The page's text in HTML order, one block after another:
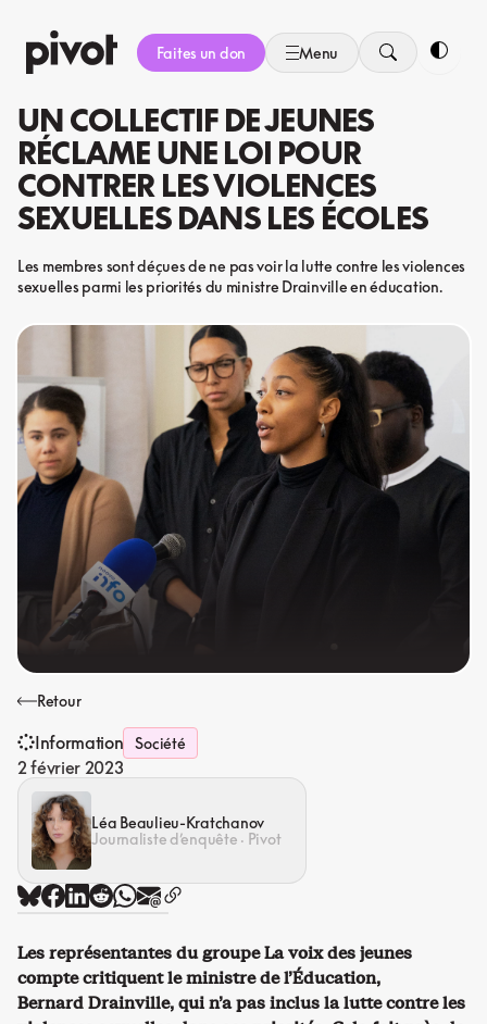
au
contenu
Faites un don Menu
UN COLLECTIF DE JEUNES
RÉCLAME UNE LOI POUR
CONTRER LES VIOLENCES
SEXUELLES DANS LES ÉCOLES
Les membres sont déçues de ne pas voir la lutte contre les violences
sexuelles parmi les priorités du ministre Drainville en éducation.
Retour
Information Société
2 février 2023
Léa Beaulieu-Kratchanov
Journaliste d’enquête · Pivot
Les représentantes du groupe La voix des jeunes
compte critiquent le ministre de l’Éducation,
Bernard Drainville, qui n’a pas inclus la lutte contre les